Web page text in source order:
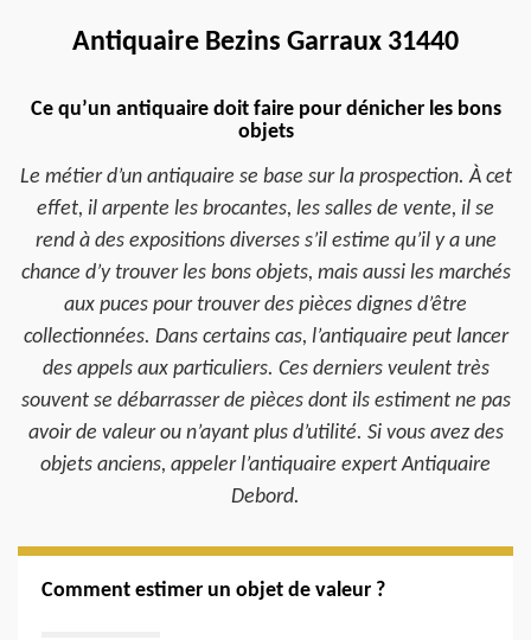
Antiquaire Bezins Garraux 31440
Ce qu’un antiquaire doit faire pour dénicher les bons
objets
Le métier d’un antiquaire se base sur la prospection. À cet
effet, il arpente les brocantes, les salles de vente, il se
rend à des expositions diverses s’il estime qu’il y a une
chance d’y trouver les bons objets, mais aussi les marchés
aux puces pour trouver des pièces dignes d’être
collectionnées. Dans certains cas, l’antiquaire peut lancer
des appels aux particuliers. Ces derniers veulent très
souvent se débarrasser de pièces dont ils estiment ne pas
avoir de valeur ou n’ayant plus d’utilité. Si vous avez des
objets anciens, appeler l’antiquaire expert Antiquaire
Debord.
Comment estimer un objet de valeur ?